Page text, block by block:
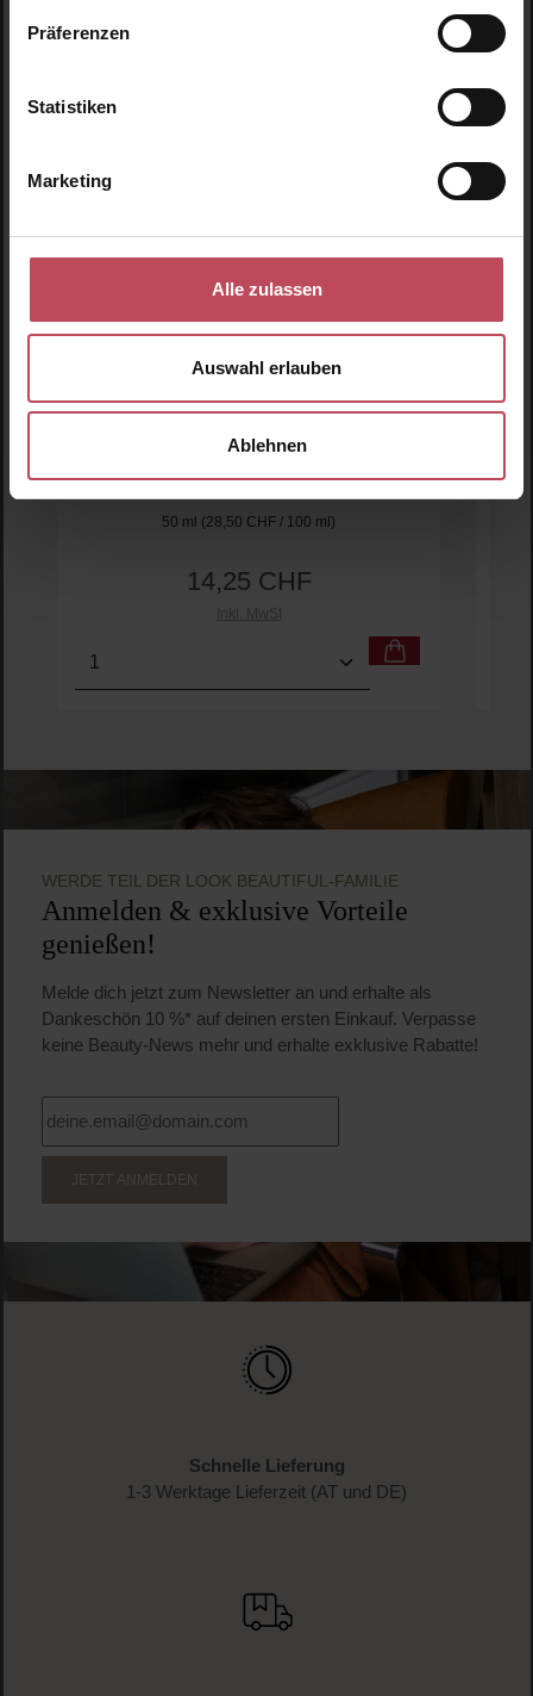
Präferenzen
Statistiken
Marketing
Alle zulassen
Auswahl erlauben
Ablehnen
SUN SOUL Milk Spray SPF30 50ml
50 ml (28,50 CHF / 100 ml)
Regulärer Preis:
14,25 CHF
Inkl. MwSt
Produkt Anzahl: Gib den gewünschten Wert
WERDE TEIL DER LOOK BEAUTIFUL-FAMILIE
Anmelden & exklusive Vorteile
genießen!
Melde dich jetzt zum Newsletter an und erhalte als
Dankeschön 10 %* auf deinen ersten Einkauf. Verpasse
keine Beauty-News mehr und erhalte exklusive Rabatte!
JETZT ANMELDEN
Schnelle Lieferung
1-3 Werktage Lieferzeit (AT und DE)